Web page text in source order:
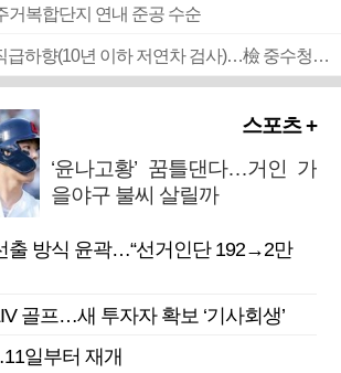
거복합단지 연내 준공 수순
■ 검사 신분 버리고 직급하향(10년 이하 저연차 검사)…檢 중수청행 기피
스포츠 +
‘윤나고황’ 꿈틀댄다…거인 가
을야구 불씨 살릴까
출 방식 윤곽…“선거인단 192→2만
골프…새 투자자 확보 ‘기사회생’
일부터 재개